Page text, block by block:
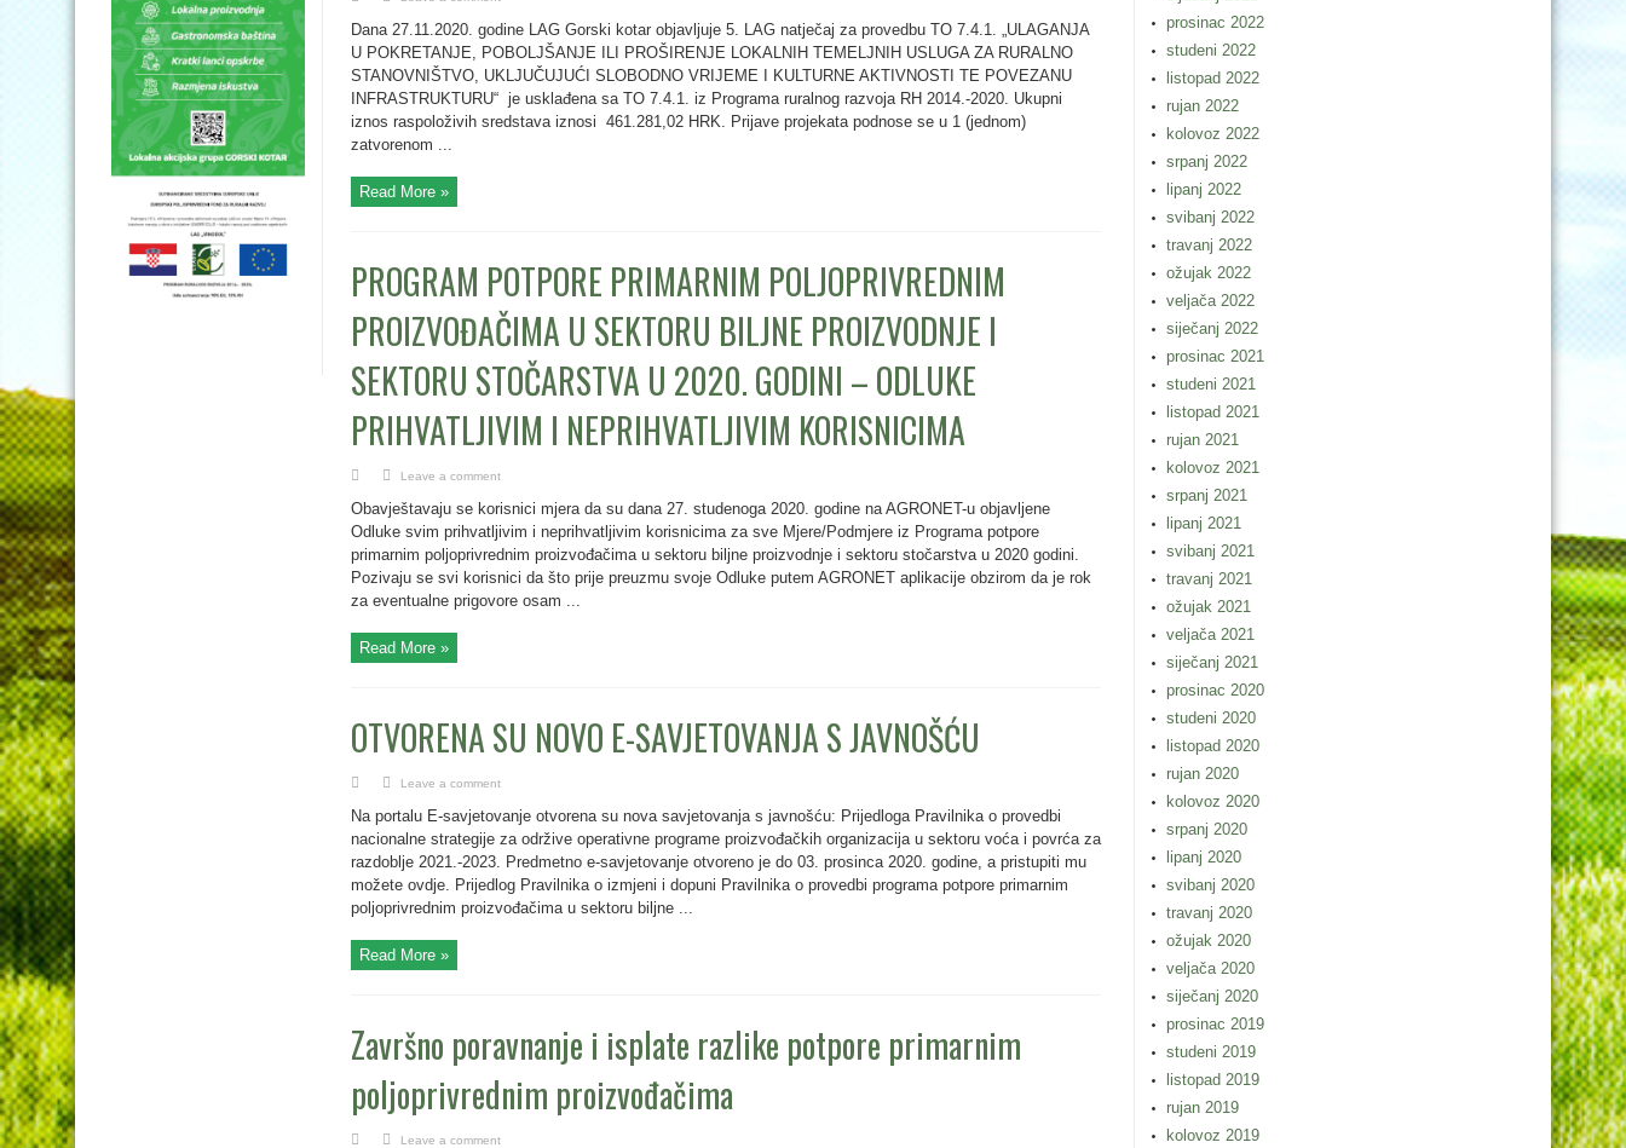
Dana 27.11.2020. godine LAG Gorski kotar objavljuje 5. LAG natječaj za provedbu TO 7.4.1. „ULAGANJA
U POKRETANJE, POBOLJŠANJE ILI PROŠIRENJE LOKALNIH TEMELJNIH USLUGA ZA RURALNO
STANOVNIŠTVO, UKLJUČUJUĆI SLOBODNO VRIJEME I KULTURNE AKTIVNOSTI TE POVEZANU
INFRASTRUKTURU“ je usklađena sa TO 7.4.1. iz Programa ruralnog razvoja RH 2014.-2020. Ukupni
iznos raspoloživih sredstava iznosi 461.281,02 HRK. Prijave projekata podnose se u 1 (jednom)
zatvorenom ...
Read More »
PROGRAM POTPORE PRIMARNIM POLJOPRIVREDNIM
PROIZVOĐAČIMA U SEKTORU BILJNE PROIZVODNJE I
SEKTORU STOČARSTVA U 2020. GODINI – ODLUKE
PRIHVATLJIVIM I NEPRIHVATLJIVIM KORISNICIMA
Leave a comment
Obavještavaju se korisnici mjera da su dana 27. studenoga 2020. godine na AGRONET-u objavljene
Odluke svim prihvatljivim i neprihvatljivim korisnicima za sve Mjere/Podmjere iz Programa potpore
primarnim poljoprivrednim proizvođačima u sektoru biljne proizvodnje i sektoru stočarstva u 2020 godini.
Pozivaju se svi korisnici da što prije preuzmu svoje Odluke putem AGRONET aplikacije obzirom da je rok
za eventualne prigovore osam ...
Read More »
OTVORENA SU NOVO E-SAVJETOVANJA S JAVNOŠĆU
Leave a comment
Na portalu E-savjetovanje otvorena su nova savjetovanja s javnošću: Prijedloga Pravilnika o provedbi
nacionalne strategije za održive operativne programe proizvođačkih organizacija u sektoru voća i povrća za
razdoblje 2021.-2023. Predmetno e-savjetovanje otvoreno je do 03. prosinca 2020. godine, a pristupiti mu
možete ovdje. Prijedlog Pravilnika o izmjeni i dopuni Pravilnika o provedbi programa potpore primarnim
poljoprivrednim proizvođačima u sektoru biljne ...
Read More »
Završno poravnanje i isplate razlike potpore primarnim
poljoprivrednim proizvođačima
Leave a comment
prosinac 2022
studeni 2022
listopad 2022
rujan 2022
kolovoz 2022
srpanj 2022
lipanj 2022
svibanj 2022
travanj 2022
ožujak 2022
veljača 2022
siječanj 2022
prosinac 2021
studeni 2021
listopad 2021
rujan 2021
kolovoz 2021
srpanj 2021
lipanj 2021
svibanj 2021
travanj 2021
ožujak 2021
veljača 2021
siječanj 2021
prosinac 2020
studeni 2020
listopad 2020
rujan 2020
kolovoz 2020
srpanj 2020
lipanj 2020
svibanj 2020
travanj 2020
ožujak 2020
veljača 2020
siječanj 2020
prosinac 2019
studeni 2019
listopad 2019
rujan 2019
kolovoz 2019